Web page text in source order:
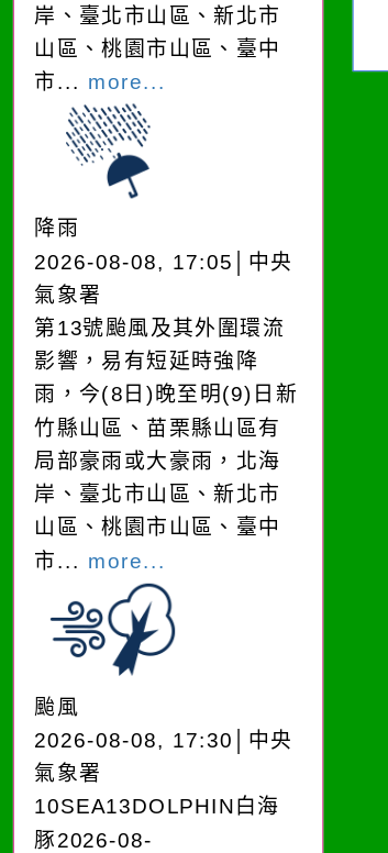
岸、臺北市山區、新北市
山區、桃園市山區、臺中
市... more...
降雨
2026-08-08, 17:05│中央
氣象署
第13號颱風及其外圍環流
影響，易有短延時強降
雨，今(8日)晚至明(9)日新
竹縣山區、苗栗縣山區有
局部豪雨或大豪雨，北海
岸、臺北市山區、新北市
山區、桃園市山區、臺中
市... more...
颱風
2026-08-08, 17:30│中央
氣象署
10SEA13DOLPHIN白海
豚2026-08-